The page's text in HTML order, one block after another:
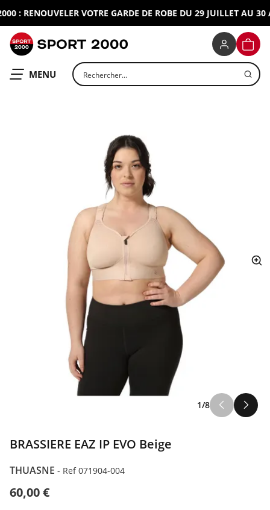
: RENOUVELER VOTRE GARDE DE ROBE DU 29 JUILLET AU 30
OUVRIR LE
MENU Rechercher un produit
1/8
BRASSIERE EAZ IP EVO Beige
THUASNE - Ref 071904-004
60,00 €